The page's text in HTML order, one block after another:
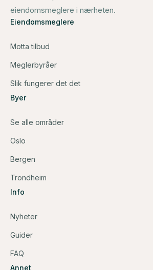
eiendomsmeglere i nærheten.
Eiendomsmeglere
Motta tilbud
Meglerbyråer
Slik fungerer det det
Byer
Se alle områder
Oslo
Bergen
Trondheim
Info
Nyheter
Guider
FAQ
Annet